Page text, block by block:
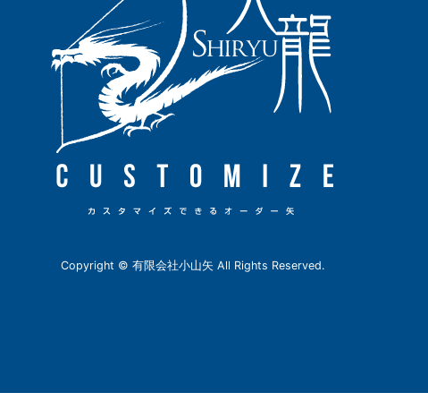
Copyright © 有限会社小山矢 All Rights Reserved.